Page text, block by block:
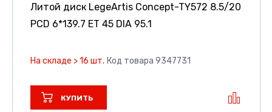
Литой диск LegeArtis Concept-TY572 8.5/20
PCD 6*139.7 ET 45 DIA 95.1
На складе > 16 шт. Код товара 9347731
КУПИТЬ